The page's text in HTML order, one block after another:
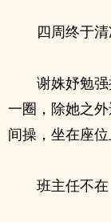
四周终于清
谢姝妤勉
一圈，除她之
间操，坐在座位
班主任不在